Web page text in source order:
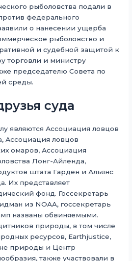
рыболовства подали в
федерального
о нанесении ущерба
рыболовство и
и судебной защитой к
торговли и министру
председателю Совета по
среды.
суда
являются Ассоциация ловцов
Ассоциация ловцов
омаров, Ассоциация
Лонг-Айленда,
штата Гарден и Альянс
Их представляет
фонд. Госсекретарь
из NOAA, госсекретарь
названы обвиняемыми.
природы, в том числе
ресурсов, Earthjustice,
природы и Центр
также участвовали в